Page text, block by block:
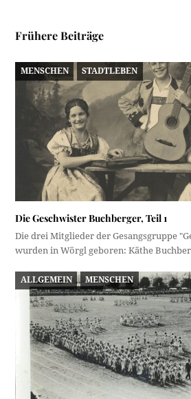
Frühere Beiträge
MENSCHEN STADTLEBEN
Die Geschwister Buchberger, Teil 1
Die drei Mitglieder der Gesangsgruppe
wurden in Wörgl geboren: Käthe
ALLGEMEIN MENSCHEN